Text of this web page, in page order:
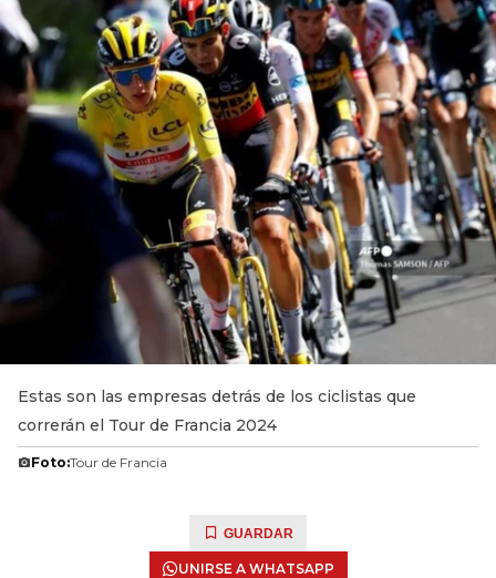
Estas son las empresas detrás de los ciclistas que
correrán el Tour de Francia 2024
Foto:Tour de Francia
GUARDAR
UNIRSE A WHATSAPP